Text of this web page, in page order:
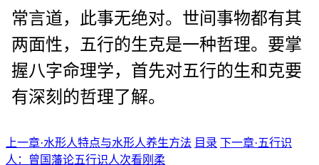
常言道，此事无绝对。世间事物都有其
两面性，五行的生克是一种哲理。要掌
握八字命理学，首先对五行的生和克要
有深刻的哲理了解。
上一章·水形人特点与水形人养生方法 目录 下一章·五行识
人：曾国藩论五行识人次看刚柔